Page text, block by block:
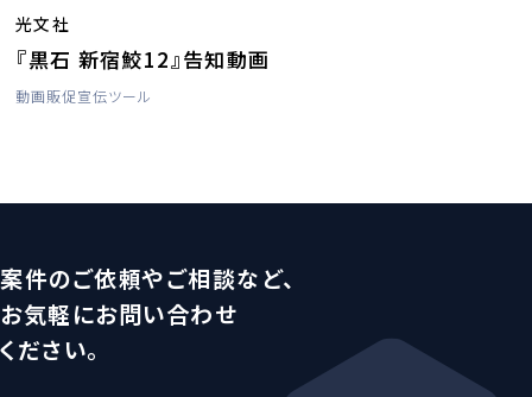
光文社
『黒石 新宿鮫12』告知動画
動画販促宣伝ツール
案件のご依頼やご相談など、
お気軽にお問い合わせ
ください。